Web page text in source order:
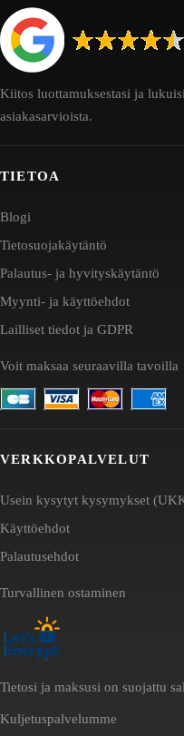
Kiitos luottamuksestasi ja
asiakasarvioista.
TIETOA
Blogi
Tietosuojakäytäntö
Palautus- ja hyvityskäytäntö
Myynti- ja käyttöehdot
Lailliset tiedot ja GDPR
Voit maksaa seuraavilla tavoilla
VERKKOPALVELUT
Usein kysytyt kysymykset
Käyttöehdot
Palautusehdot
Turvallinen ostaminen
Tietosi ja maksusi on suojattu
Kuljetuspalvelumme